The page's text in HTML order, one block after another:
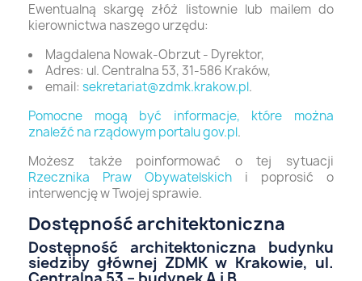
Ewentualną skargę złóż listownie lub mailem do
kierownictwa naszego urzędu:
Magdalena Nowak-Obrzut - Dyrektor,
Adres: ul. Centralna 53, 31-586 Kraków,
email: sekretariat@zdmk.krakow.pl.
Pomocne mogą być informacje, które można
znaleźć na rządowym portalu gov.pl.
Możesz także poinformować o tej sytuacji
Rzecznika Praw Obywatelskich i poprosić o
interwencję w Twojej sprawie.
Dostępność architektoniczna
Dostępność architektoniczna budynku
siedziby głównej ZDMK w Krakowie, ul.